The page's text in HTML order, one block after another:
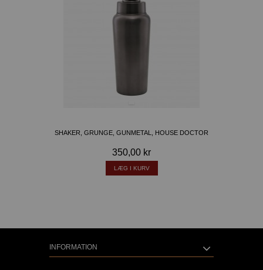
SHAKER, GRUNGE, GUNMETAL, HOUSE DOCTOR
350,00 kr
LÆG I KURV
INFORMATION